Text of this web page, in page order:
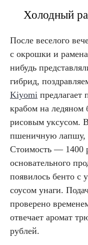
Холодный
После веселого
с окрошки и
нибудь
гибрид,
Kiyomi предлагает
крабом на
рисовым уксусом.
пшеничную лапшу,
Стоимость — 1400
основательного
появилось бенто
соусом унаги.
проверено
отвечает аромат
рублей.